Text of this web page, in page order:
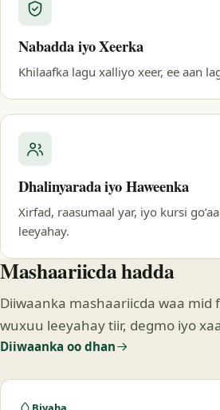
Nabadda iyo Xeerka
Khilaafka lagu xalliyo xeer, ee aan
Dhalinyarada iyo Haweenka
Xirfad, raasumaal yar, iyo kursi
leeyahay.
Mashaariicda hadda
Diiwaanka mashaariicda waa mid
wuxuu leeyahay tiir, degmo iyo
Diiwaanka oo dhan